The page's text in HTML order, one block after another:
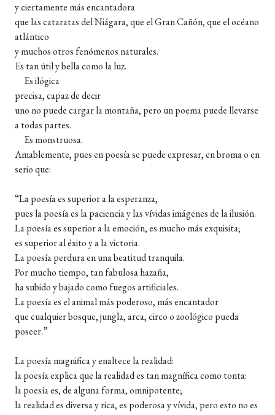
y ciertamente más encantadora
que las cataratas del Niágara, que el Gran Cañón, que el océano
atlántico
y muchos otros fenómenos naturales.
Es tan útil y bella como la luz.
Es ilógica
precisa, capaz de decir
uno no puede cargar la montaña, pero un poema puede llevarse
a todas partes.
Es monstruosa.
Amablemente, pues en poesía se puede expresar, en broma o en
serio que:
“La poesía es superior a la esperanza,
pues la poesía es la paciencia y las vívidas imágenes de la ilusión.
La poesía es superior a la emoción, es mucho más exquisita;
es superior al éxito y a la victoria.
La poesía perdura en una beatitud tranquila.
Por mucho tiempo, tan fabulosa hazaña,
ha subido y bajado como fuegos artificiales.
La poesía es el animal más poderoso, más encantador
que cualquier bosque, jungla, arca, circo o zoológico pueda
poseer.”
La poesía magnifica y enaltece la realidad:
la poesía explica que la realidad es tan magnífica como tonta:
la poesía es, de alguna forma, omnipotente;
la realidad es diversa y rica, es poderosa y vívida, pero esto no es